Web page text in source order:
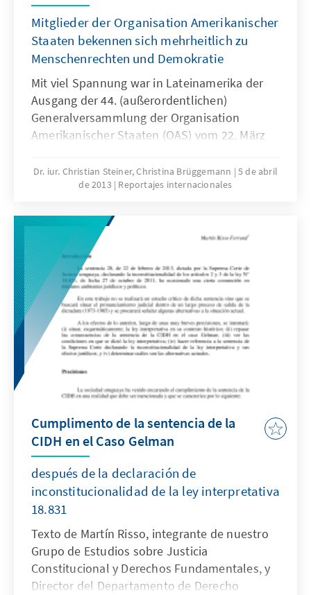
Mitglieder der Organisation Amerikanischer
Staaten bekennen sich mehrheitlich zu
Menschenrechten und Demokratie
Mit viel Spannung war in Lateinamerika der
Ausgang der 44. (außerordentlichen)
Generalversammlung der Organisation
Amerikanischer Staaten (OAS) vom 22. März
zwei Jahre andauernder Reformprozess
beendet werden, der – zumindest nominal –
Interamerikanischen
Menschenrechtskommission (IAMRK oder
Kommission) zu verbessern und damit das
regionale System zum Schutz der
Menschenrechte zu stärken.
Dr. iur. Christian Steiner, Christina Brüggemann
5 de abril
de 2013
Reportajes internacionales
Cumplimento de la sentencia de la
CIDH en el Caso Gelman
después de la declaración de
inconstitucionalidad de la ley interpretativa
18.831
Texto de Martín Risso, integrante de nuestro
Grupo de Estudios sobre Justicia
Constitucional y Derechos Fundamentales, y
Director del Departamento de Derecho